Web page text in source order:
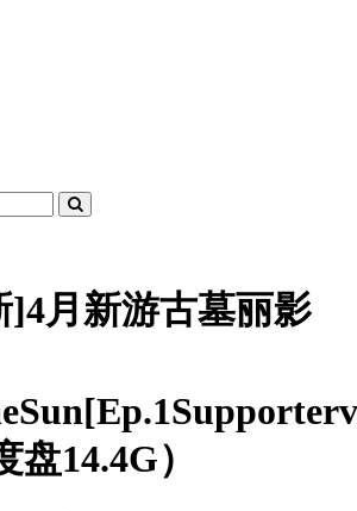
月新游古墓丽影
14.4G）